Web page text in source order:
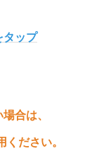
タップ
合は、
ださい。